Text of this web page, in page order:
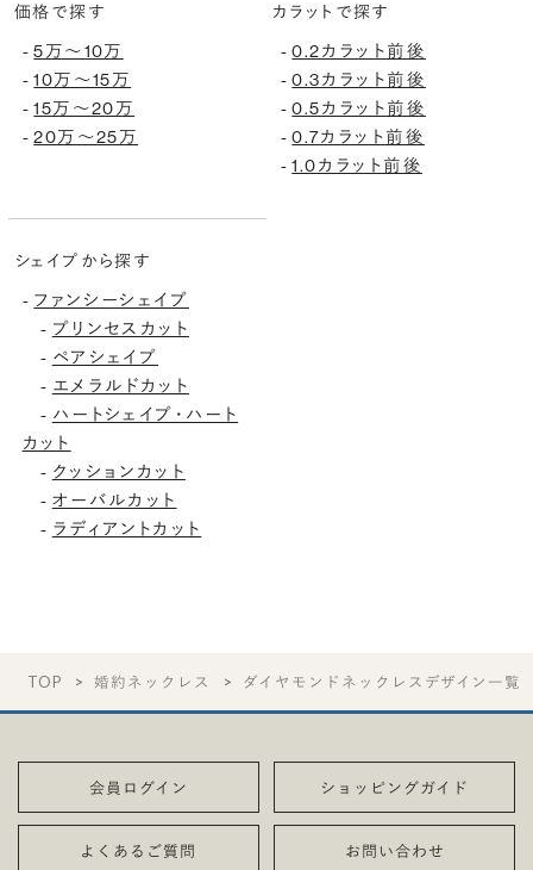
価格で探す
-5万〜10万
-10万〜15万
-15万〜20万
-20万〜25万
カラットで探す
-0.2カラット前後
-0.3カラット前後
-0.5カラット前後
-0.7カラット前後
-1.0カラット前後
シェイプから探す
- ファンシーシェイプ
- プリンセスカット
- ペアシェイプ
- エメラルドカット
- ハートシェイプ・ハート
カット
- クッションカット
- オーバルカット
- ラディアントカット
TOP 婚約ネックレス ダイヤモンドネックレスデザイン一覧
会員ログイン ショッピングガイド
よくあるご質問 お問い合わせ